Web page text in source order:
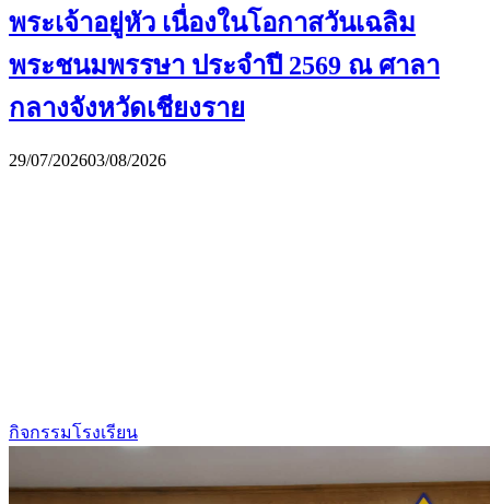
พระเจ้าอยู่หัว เนื่องในโอกาสวันเฉลิม
พระชนมพรรษา ประจำปี 2569 ณ ศาลา
กลางจังหวัดเชียงราย
29/07/202603/08/2026
กิจกรรมโรงเรียน